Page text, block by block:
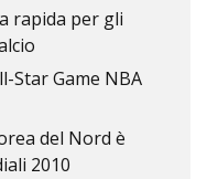
rapida per gli
Star Game NBA
del Nord è
2010